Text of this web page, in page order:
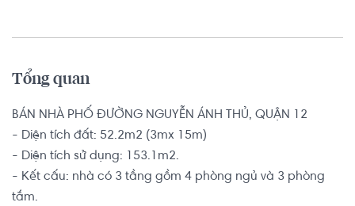
Tổng quan
BÁN NHÀ PHỐ ĐƯỜNG NGUYỄN ÁNH THỦ, QUẬN 12
- Diện tích đất: 52.2m2 (3mx 15m)
- Diện tích sử dụng: 153.1m2.
- Kết cấu: nhà có 3 tầng gồm 4 phòng ngủ và 3 phòng
tắm.